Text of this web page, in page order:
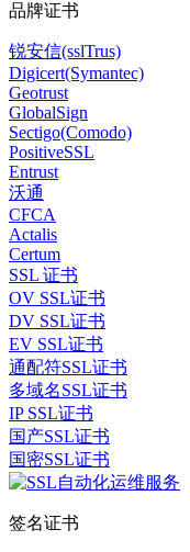
品牌证书
锐安信(sslTrus)
Digicert(Symantec)
Geotrust
GlobalSign
Sectigo(Comodo)
PositiveSSL
Entrust
沃通
CFCA
Actalis
Certum
SSL 证书
OV SSL证书
DV SSL证书
EV SSL证书
通配符SSL证书
多域名SSL证书
IP SSL证书
国产SSL证书
国密SSL证书
签名证书